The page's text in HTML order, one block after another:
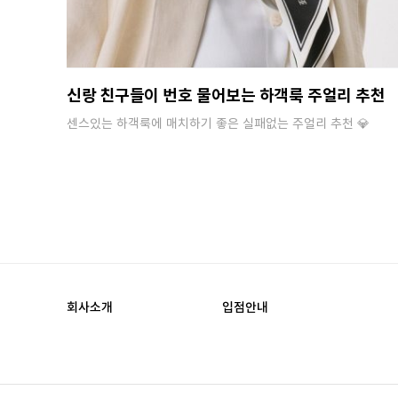
신랑 친구들이 번호 물어보는 하객룩 주얼리 추천
센스있는 하객룩에 매치하기 좋은 실패없는 주얼리 추천 💎
회사소개 입점안내